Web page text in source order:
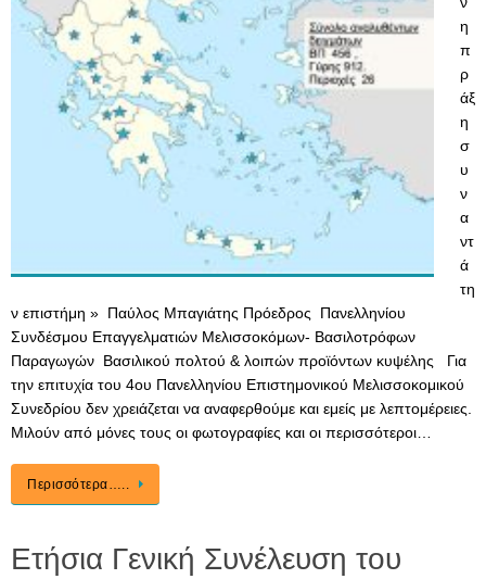
η
π
ρ
άξ
η
σ
υ
ν
α
ντ
ά
τη
ν επιστήμη » Παύλος Μπαγιάτης Πρόεδρος Πανελληνίου
Συνδέσμου Επαγγελματιών Μελισσοκόμων- Βασιλοτρόφων
Παραγωγών Βασιλικού πολτού & λοιπών προϊόντων κυψέλης Για
την επιτυχία του 4ου Πανελληνίου Επιστημονικού Μελισσοκομικού
Συνεδρίου δεν χρειάζεται να αναφερθούμε και εμείς με λεπτομέρειες.
Μιλούν από μόνες τους οι φωτογραφίες και οι περισσότεροι…
Περισσότερα…..
Ετήσια Γενική Συνέλευση του